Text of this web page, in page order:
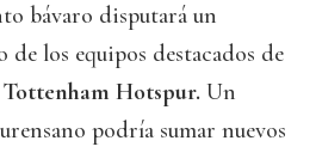
bávaro disputará un
los equipos destacados de
Hotspur. Un
podría sumar nuevos